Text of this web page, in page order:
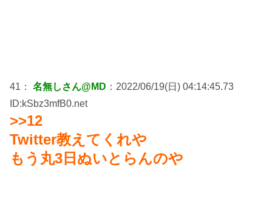
41： 名無しさん@MD ：2022/06/19(日) 04:14:45.73
ID:kSbz3mfB0.net
>>12
Twitter教えてくれや
もう丸3日ぬいとらんのや